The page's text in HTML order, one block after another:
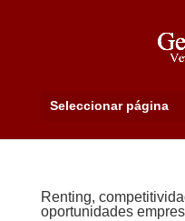
Seleccionar página
Renting,
oportunidades